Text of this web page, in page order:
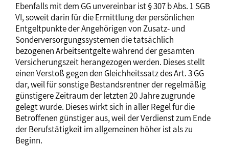
Ebenfalls mit dem GG unvereinbar ist § 307 b Abs. 1 SGB
VI, soweit darin für die Ermittlung der persönlichen
Entgeltpunkte der Angehörigen von Zusatz- und
Sonderversorgungssystemen die tatsächlich
bezogenen Arbeitsentgelte während der gesamten
Versicherungszeit herangezogen werden. Dieses stellt
einen Verstoß gegen den Gleichheitssatz des Art. 3 GG
dar, weil für sonstige Bestandsrentner der regelmäßig
günstigere Zeitraum der letzten 20 Jahre zugrunde
gelegt wurde. Dieses wirkt sich in aller Regel für die
Betroffenen günstiger aus, weil der Verdienst zum Ende
der Berufstätigkeit im allgemeinen höher ist als zu
Beginn.